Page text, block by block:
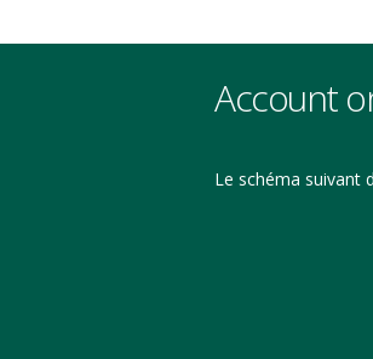
Account
Le schéma suivant